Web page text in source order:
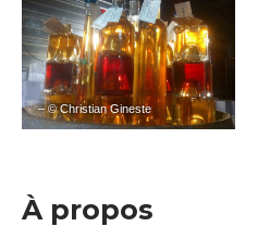
– © Christian Gineste
À propos